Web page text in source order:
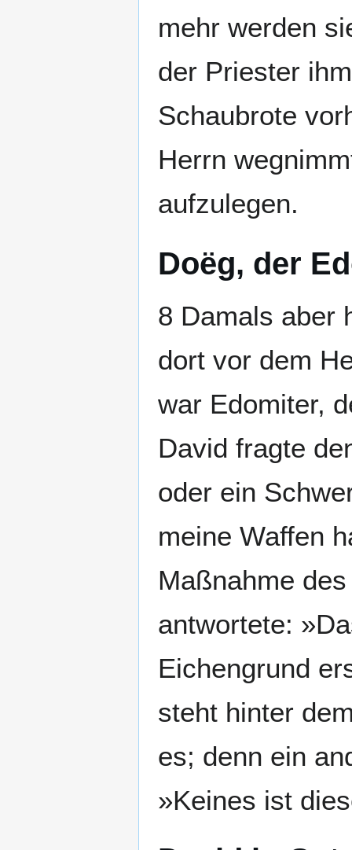
mehr werden
der Priester
Schaubrote
Herrn
aufzulegen.
Doëg, der
8 Damals aber
dort vor dem
war Edomiter,
David fragte
oder ein
meine Waffen
Maßnahme
antwortete:
Eichengrund
steht hinter
es; denn ein
»Keines ist